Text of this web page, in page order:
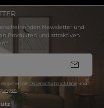
Newsletter und
Produkten und attraktiven
gelten die Datenschutzrichtlinieund